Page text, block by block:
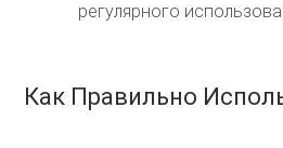
регулярного
Как Правильно